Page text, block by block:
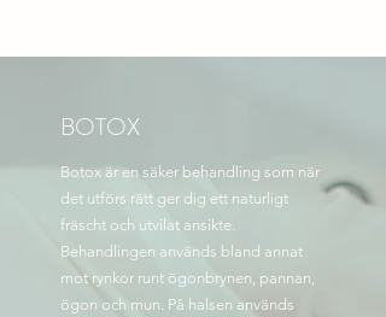
BOTOX
Botox är en säker behandling som när
det utförs rätt ger dig ett naturligt
fräscht och utvilat ansikte.
Behandlingen används bland annat
mot rynkor runt ögonbrynen, pannan,
ögon och mun. På halsen används